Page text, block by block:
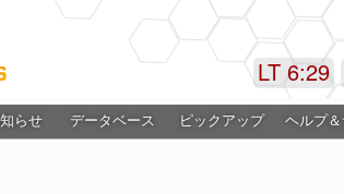
LT 6:29
らせ データベース ピックアップ ヘルプ＆